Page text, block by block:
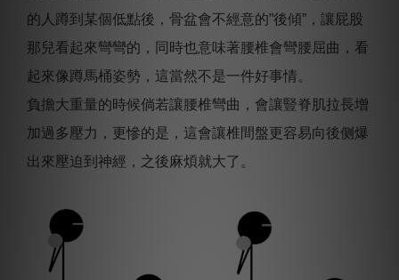
的人蹲到某個低點後，骨盆會不經意的”後傾”，讓屁股
那兒看起來彎彎的，同時也意味著腰椎會彎腰屈曲，看
起來像蹲馬桶姿勢，這當然不是一件好事情。
負擔大重量的時候倘若讓腰椎彎曲，會讓豎脊肌拉長增
加過多壓力，更慘的是，這會讓椎間盤更容易向後侧爆
出來壓迫到神經，之後麻煩就大了。